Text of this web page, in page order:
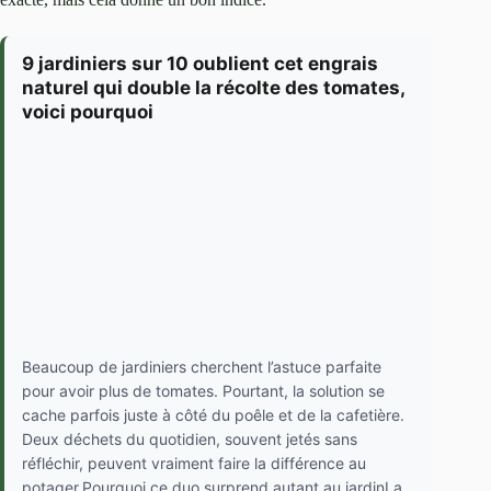
9 jardiniers sur 10 oublient cet engrais
naturel qui double la récolte des tomates,
voici pourquoi
Beaucoup de jardiniers cherchent l’astuce parfaite
pour avoir plus de tomates. Pourtant, la solution se
cache parfois juste à côté du poêle et de la cafetière.
Deux déchets du quotidien, souvent jetés sans
réfléchir, peuvent vraiment faire la différence au